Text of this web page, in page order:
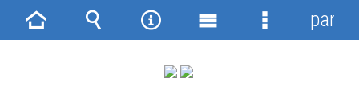
Strona Wyszukiwarka
NarzędziaMenu
Menu
panel